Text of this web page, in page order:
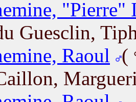
"Pierre"
Guesclin,
Raoul
(